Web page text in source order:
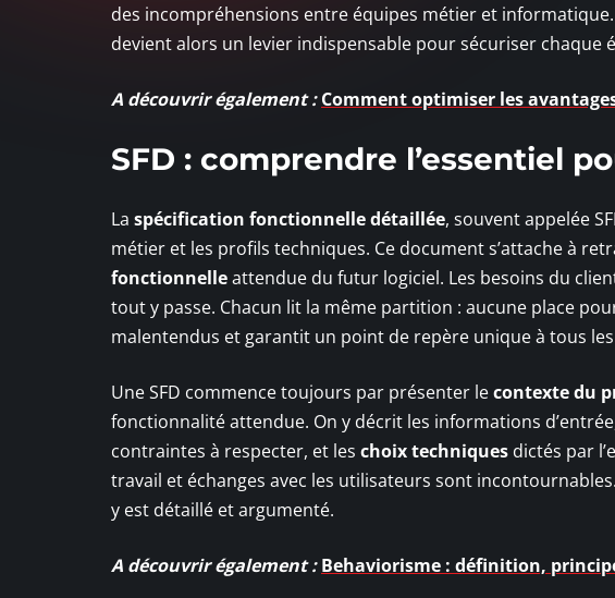
des incompréhensions entre équipes métier et
devient alors un levier indispensable pour sécuriser chaque
A découvrir également : Comment optimiser les
SFD : comprendre l’essentiel
La spécification fonctionnelle détaillée, souvent appelée
métier et les profils techniques. Ce document s’attache à
fonctionnelleattendue du futur logiciel. Les besoins du
tout y passe. Chacun lit la même partition : aucune place
malentendus et garantit un point de repère unique à tous
Une SFD commence toujours par présenter lecontexte du
fonctionnalité attendue. On y décrit les informations
contraintes à respecter, et les choix techniques dictés par
travail et échanges avec les utilisateurs sont
y est détaillé et argumenté.
A découvrir également : Behaviorisme : définition,